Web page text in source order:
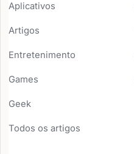
Aplicativos
Artigos
Entretenimento
Games
Geek
Todos os artigos